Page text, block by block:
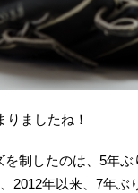
ましたね！
制したのは、5年
2012年以来、7年ぶ